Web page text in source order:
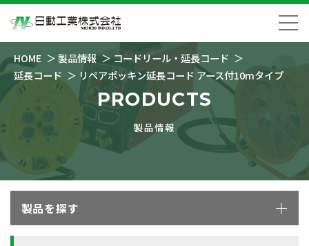
HOME 製品情報
コードリール・延長コード
延長コード
リペアポッキン延長コード アース付10mタイプ
PRODUCTS
製品情報
製品を探す